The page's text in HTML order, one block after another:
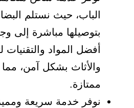
الباب، حيث نستلم
بتوصيلها مباشرة إلى
أفضل المواد
والأثاث بشكل آمن،
ممتازة.
نوفر خدمة سريعة